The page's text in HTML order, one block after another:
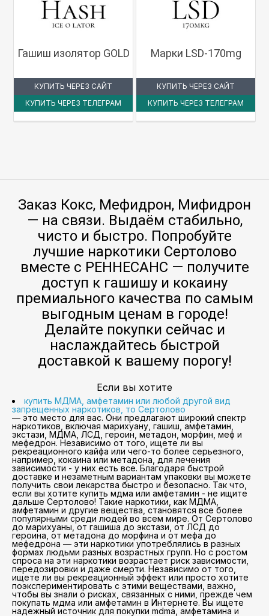
Гашиш изолятор GOLD
КУПИТЬ ЧЕРЕЗ САЙТ
КУПИТЬ ЧЕРЕЗ ТЕЛЕГРАМ
Марки LSD-170mg
КУПИТЬ ЧЕРЕЗ САЙТ
КУПИТЬ ЧЕРЕЗ ТЕЛЕГРАМ
Заказ Кокс, Мефидрон, Мифидрон
— на связи. Выдаём стабильно,
чисто и быстро. Попробуйте
лучшие наркотики Сертолово
вместе с РЕННЕСАНС — получите
доступ к гашишу и кокаину
премиального качества по самым
выгодным ценам в городе!
Делайте покупки сейчас и
наслаждайтесь быстрой
доставкой к вашему порогу!
Если вы хотите
купить МДМА, амфетамин или любой другой вид
запрещенных наркотиков, то Сертолово
— это место для вас. Они предлагают широкий спектр
наркотиков, включая марихуану, гашиш, амфетамин,
экстази, МДМА, ЛСД, героин, метадон, морфин, меф и
мефедрон. Независимо от того, ищете ли вы
рекреационного кайфа или чего-то более серьезного,
например, кокаина или метадона, для лечения
зависимости - у них есть все. Благодаря быстрой
доставке и незаметным вариантам упаковки вы можете
получить свои лекарства быстро и безопасно. Так что,
если вы хотите купить мдма или амфетамин - не ищите
дальше Сертолово! Такие наркотики, как МДМА,
амфетамин и другие вещества, становятся все более
популярными среди людей во всем мире. От Сертолово
до марихуаны, от гашиша до экстази, от ЛСД до
героина, от метадона до морфина и от мефа до
мефедрона — эти наркотики употреблялись в разных
формах людьми разных возрастных групп. Но с ростом
спроса на эти наркотики возрастает риск зависимости,
передозировки и даже смерти. Независимо от того,
ищете ли вы рекреационный эффект или просто хотите
поэкспериментировать с этими веществами, важно,
чтобы вы знали о рисках, связанных с ними, прежде чем
покупать мдма или амфетамин в Интернете. Вы ищете
надежный источник для покупки mdma, амфетамина и